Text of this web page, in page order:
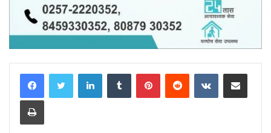
LinkedInTumblr PinterestReddit VKontakteShare via Email
Print